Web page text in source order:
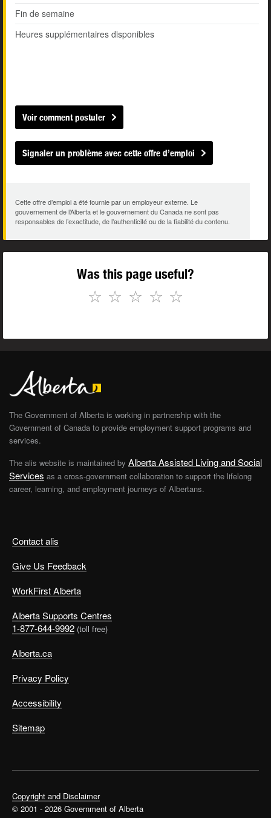
Fin de semaine
Heures supplémentaires disponibles
Voir comment postuler
Signaler un problème avec cette offre d’emploi
Cette offre d’emploi a été fournie par un employeur externe. Le
gouvernement de l’Alberta et le gouvernement du Canada ne sont pas
responsables de l’exactitude, de l’authenticité ou de la fiabilité du contenu.
Was this page useful?
☆
☆
☆
☆
☆
Contact alis
Give Us Feedback
WorkFirst Alberta
Alberta Supports Centres
1-877-644-9992 (toll free)
Alberta.ca
Privacy Policy
Accessibility
Sitemap
The Government of Alberta is working in partnership with the
Government of Canada to provide employment support programs and
services.
The alis website is maintained by Alberta Assisted Living and Social
Services as a cross-government collaboration to support the lifelong
career, learning, and employment journeys of Albertans.
Copyright and Disclaimer
© 2001 - 2026 Government of Alberta